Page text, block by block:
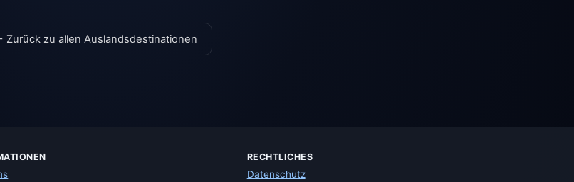
Zurück zu allen Auslandsdestinationen
RECHTLICHES
Datenschutz